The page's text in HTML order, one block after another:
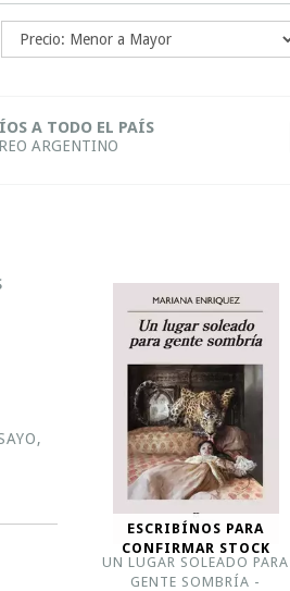
A TODO EL PAÍS
ARGENTINO
ESCRIBÍNOS PARA
CONFIRMAR STOCK
UN LUGAR SOLEADO PARA
GENTE SOMBRÍA -